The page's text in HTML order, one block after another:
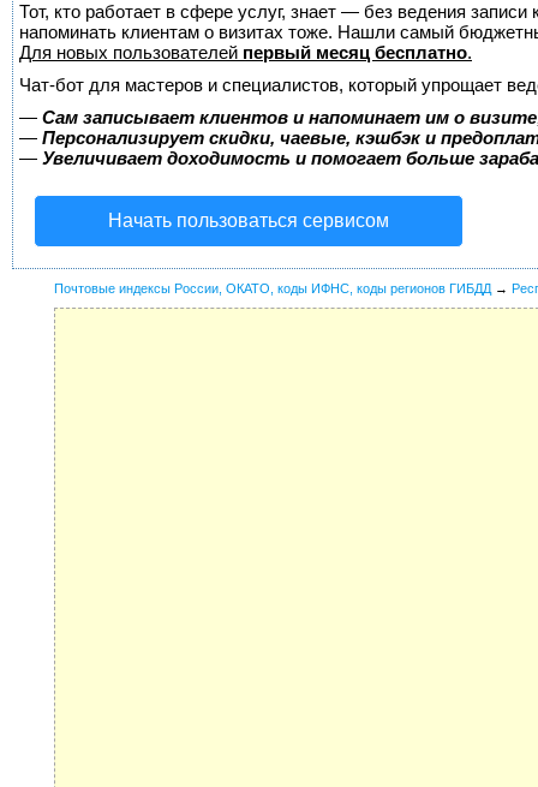
Тот, кто работает в сфере услуг, знает — без ведения
напоминать клиентам о визитах тоже. Нашли самый
Для новых пользователей первый месяц бесплатно.
Чат-бот для мастеров и специалистов, который упрощает
— Сам записывает клиентов и напоминает им о
— Персонализирует скидки, чаевые, кэшбэк и
— Увеличивает доходимость и помогает больше
Начать пользоваться сервисом
Почтовые индексы России, ОКАТО, коды ИФНС, коды регионов ГИБДД →